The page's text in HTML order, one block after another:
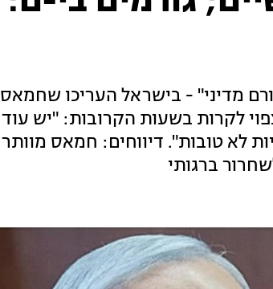
מדיני" - בישראל העריכו שחמאס
לקרות בשעות הקרובות: "יש עוד
לא טובות". דיווחים: חמאס מוותר
ברגותי